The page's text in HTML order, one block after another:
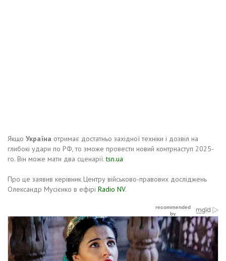
Якщо Україна отримає достатньо західної техніки і дозвіл на
глибокі удари по РФ, то зможе провести новий контрнаступ 2025-
го. Він може мати два сценарії.tsn.ua
Про це заявив керівник Центру військово-правових досліджень
Олександр Мусієнко в ефірі Radio NV.